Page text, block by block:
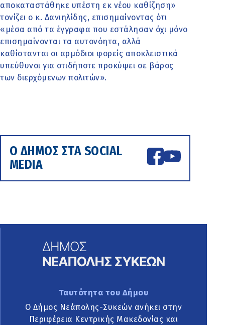
αποκαταστάθηκε υπέστη εκ νέου καθίζηση»
τονίζει ο κ. Δανιηλίδης, επισημαίνοντας ότι
«μέσα από τα έγγραφα που εστάλησαν όχι μόνο
επισημαίνονται τα αυτονόητα, αλλά
καθίστανται οι αρμόδιοι φορείς αποκλειστικά
υπεύθυνοι για οτιδήποτε προκύψει σε βάρος
των διερχόμενων πολιτών».
Ο ΔΗΜΟΣ ΣΤΑ SOCIAL
MEDIA
Ταυτότητα του Δήμου
Ο Δήμος Νεάπολης-Συκεών ανήκει στην
Περιφέρεια Κεντρικής Μακεδονίας και